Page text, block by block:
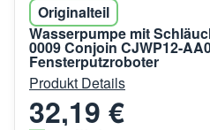
Originalteil
Wasserpumpe mit
0009 Conjoin CJWP12-
Fensterputzroboter
Produkt Details
32,19 €